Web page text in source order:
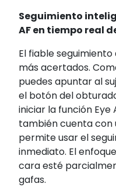
Seguimiento
AF en tiempo real
El fiable
más acertados.
puedes apuntar al
el botón del
iniciar la función Eye
también cuenta con
permite usar el
inmediato. El
cara esté
gafas.